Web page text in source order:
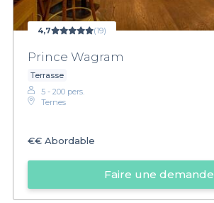
4,7 (19)
Prince Wagram
Terrasse
5 - 200 pers.
Ternes
€€ Abordable
Faire une demande